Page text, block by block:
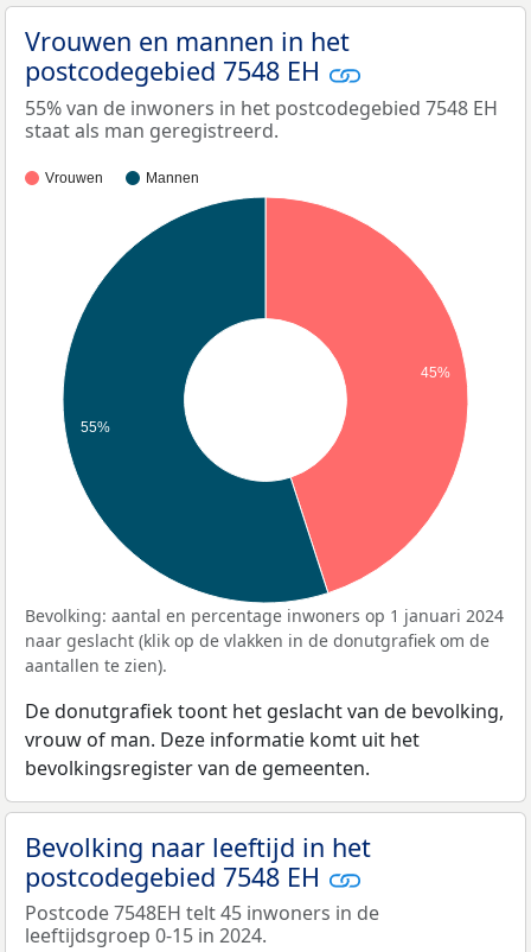
Vrouwen en mannen in het
postcodegebied 7548 EH
55% van de inwoners in het postcodegebied 7548 EH
staat als man geregistreerd.
Vrouwen Mannen
45%
55%
Bevolking: aantal en percentage inwoners op 1 januari 2024
naar geslacht (klik op de vlakken in de donutgrafiek om de
aantallen te zien).
De donutgrafiek toont het geslacht van de bevolking,
vrouw of man. Deze informatie komt uit het
bevolkingsregister van de gemeenten.
Bevolking naar leeftijd in het
postcodegebied 7548 EH
Postcode 7548EH telt 45 inwoners in de
leeftijdsgroep 0-15 in 2024.